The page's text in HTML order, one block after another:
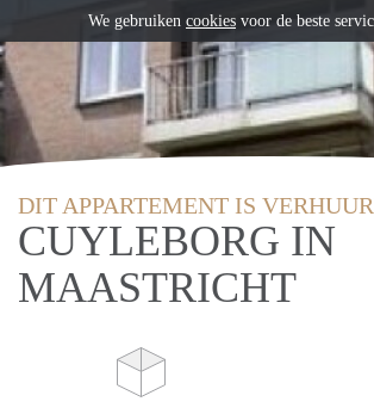
DIT APPARTEMENT IS
CUYLEBORG IN
MAASTRICHT
We gebruiken cookies voor de beste